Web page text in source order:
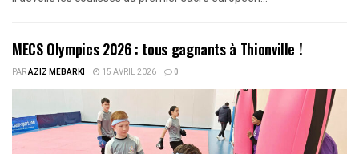
MECS Olympics 2026 : tous gagnants à Thionville !
PARAZIZ MEBARKI 15 AVRIL 2026 0